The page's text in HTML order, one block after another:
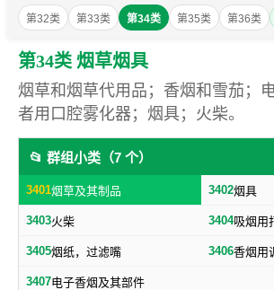
第32类 第33类 第34类 第35类 第36类
第34类 烟草烟具
烟草和烟草代用品；香烟和雪茄；
者用口腔雾化器；烟具；火柴。
📂 群组小类（7 个）
3401烟草及其制品 3402烟具
3403火柴 3404吸烟用
3405烟纸，过滤嘴 3406香烟用
3407电子香烟及其部件